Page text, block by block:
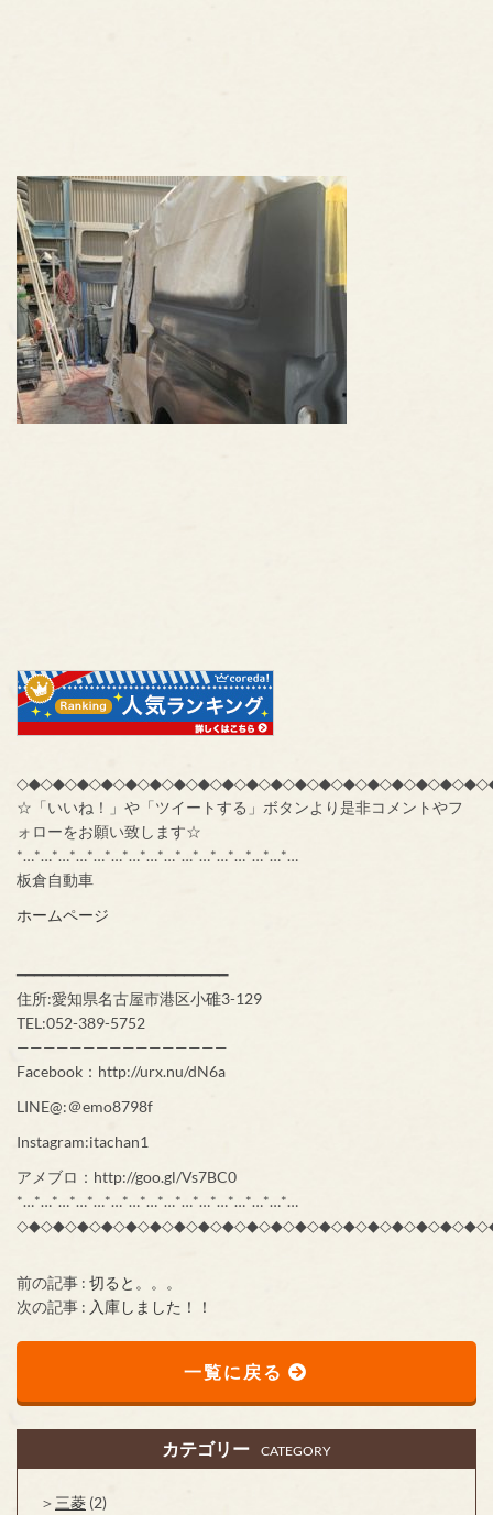
☆「いいね！」や「ツイートする」ボタンより是非コメントやフ
ォローをお願い致します☆
*…*…*…*…*…*…*…*…*…*…*…*…*…*…*…*…
板倉自動車
ホームページ
━━━━━━━━━━━━━━━━━━━━━━━━
住所:愛知県名古屋市港区小碓3-129
TEL:052-389-5752
————————————————
Facebook：http://urx.nu/dN6a
LINE@:＠emo8798f
Instagram:itachan1
アメブロ：http://goo.gl/Vs7BC0
*…*…*…*…*…*…*…*…*…*…*…*…*…*…*…*…
前の記事 : 切ると。。。
次の記事 : 入庫しました！！
一覧に戻る
カテゴリー CATEGORY
三菱 (2)